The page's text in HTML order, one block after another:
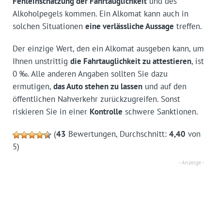
Alkoholpegels kommen. Ein Alkomat kann auch in
solchen Situationen eine verlässliche Aussage treffen.
Der einzige Wert, den ein Alkomat ausgeben kann, um
Ihnen unstrittig die Fahrtauglichkeit zu attestieren, ist
0 ‰. Alle anderen Angaben sollten Sie dazu
ermutigen, das Auto stehen zu lassenund auf den
öffentlichen Nahverkehr zurückzugreifen. Sonst
riskieren Sie in einer Kontrolle schwere Sanktionen.
(43 Bewertungen, Durchschnitt: 4,40 von
5)